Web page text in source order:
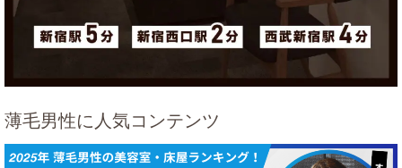
薄毛男性に人気コンテンツ